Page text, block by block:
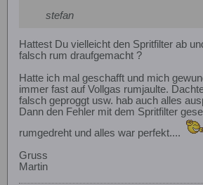
stefan
Hattest Du vielleicht den Spritfilter ab
falsch rum draufgemacht ?
Hatte ich mal geschafft und mich
immer fast auf Vollgas rumjaulte.
falsch geproggt usw. hab auch alles
Dann den Fehler mit dem Spritfilter
rumgedreht und alles war perfekt....
Gruss
Martin